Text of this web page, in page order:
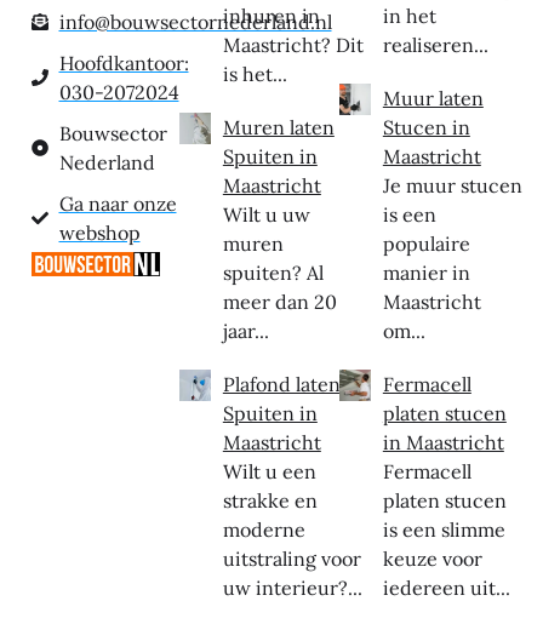
info@bouwsectornederland.nl
Hoofdkantoor:
030-2072024
Bouwsector
Nederland
Ga naar onze
webshop
inhuren in
Maastricht? Dit
is het...
Muren laten
Spuiten in
Maastricht
Wilt u uw
muren
spuiten? Al
meer dan 20
jaar...
Plafond laten
Spuiten in
Maastricht
Wilt u een
strakke en
moderne
uitstraling voor
uw interieur?...
in het
realiseren...
Muur laten
Stucen in
Maastricht
Je muur stucen
is een
populaire
manier in
Maastricht
om...
Fermacell
platen stucen
in Maastricht
Fermacell
platen stucen
is een slimme
keuze voor
iedereen uit...